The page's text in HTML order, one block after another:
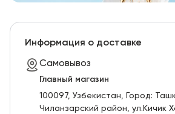
Информация о доставке
Самовывоз
Главный магазин
100097, Узбекистан, Город:
Чиланзарский pайон, ул.Кичик